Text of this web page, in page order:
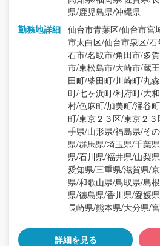
県/鹿児島県/沖縄県
勤務地詳細 仙台市青葉区/仙台市宮
市太白区/仙台市泉区/
石市/名取市/角田市/多
市/東松島市/大崎市/蔵
田町/柴田町/川崎町/丸
町/七ヶ浜町/利府町/大
村/色麻町/加美町/涌谷
町/東京２３区/東京２
手県/山形県/福島県/そ
県/群馬県/埼玉県/千葉
県/石川県/福井県/山梨
愛知県/三重県/滋賀県/
県/和歌山県/鳥取県/島
県/徳島県/香川県/愛媛
長崎県/熊本県/大分県/
詳細を見る